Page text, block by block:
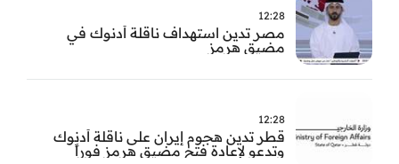
12:28
مصر تدين استهداف ناقلة أدنوك في
مضيق هرمز
12:28
قطر تدين هجوم إيران على ناقلة أدنوك
وتدعو لإعادة فتح مضيق هرمز فوراً